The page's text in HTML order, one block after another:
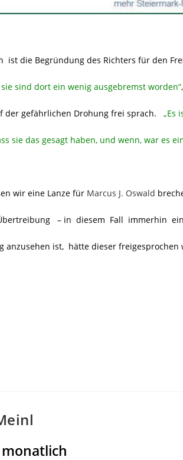
ist die Begründung des Richters für den
sind dort ein wenig ausgebremst worden“
der gefährlichen Drohung frei sprach. „Es
sie das gesagt haben, und wenn, war es
wir eine Lanze für Marcus J. Oswald
– in diesem Fall immerhin
anzusehen ist, hätte dieser freigesprochen
monatlich